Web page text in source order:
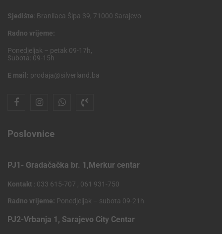
Sjedište: Branilaca Šipa 39, 71000 Sarajevo
Radno vrijeme:
Ponedjeljak – petak 09-17h,
Subota: 09-15h
E mail: prodaja@silverland.ba
Poslovnice
PJ1- Gradačačka br. 1,Merkur centar
Kontakt : 033 615-707 , 061 931-750
Radno vrijeme: Ponedjeljak – subota 09-21h
PJ2-Vrbanja 1, Sarajevo City Centar